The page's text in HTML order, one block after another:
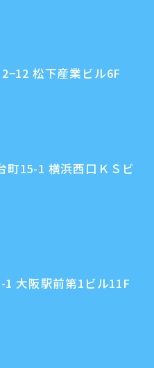
松下産業ビル6F
町15-1 横浜西口ＫＳビ
大阪駅前第1ビル11F